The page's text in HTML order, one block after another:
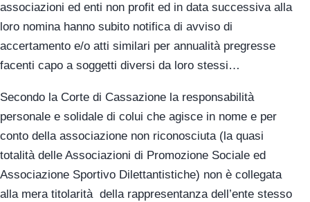
associazioni ed enti non profit ed in data successiva alla
loro nomina hanno subito notifica di avviso di
accertamento e/o atti similari per annualità pregresse
facenti capo a soggetti diversi da loro stessi…
Secondo la Corte di Cassazione la responsabilità
personale e solidale di colui che agisce in nome e per
conto della associazione non riconosciuta (la quasi
totalità delle Associazioni di Promozione Sociale ed
Associazione Sportivo Dilettantistiche) non è collegata
alla mera titolarità della rappresentanza dell’ente stesso